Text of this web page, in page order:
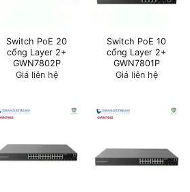
Switch PoE 20
cổng Layer 2+
GWN7802P
Giá liên hệ
Switch PoE 10
cổng Layer 2+
GWN7801P
Giá liên hệ